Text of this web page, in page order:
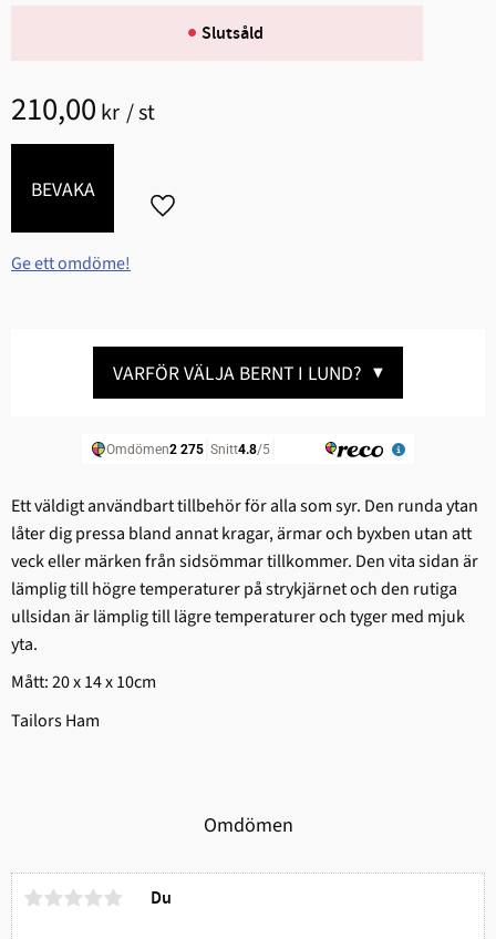
210,00 kr /st
Lägg till i favoriter
BEVAKA
Slutsåld
Ge ett omdöme!
VARFÖR VÄLJA BERNT I LUND? ▼
Ett väldigt användbart tillbehör för alla som syr. Den runda ytan
låter dig pressa bland annat kragar, ärmar och byxben utan att
veck eller märken från sidsömmar tillkommer. Den vita sidan är
lämplig till högre temperaturer på strykjärnet och den rutiga
ullsidan är lämplig till lägre temperaturer och tyger med mjuk
yta.
Mått: 20 x 14 x 10cm
Tailors Ham
Omdömen
Du